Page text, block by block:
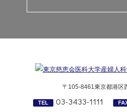
〒105-8461東京都港区
TEL 03-3433-1111